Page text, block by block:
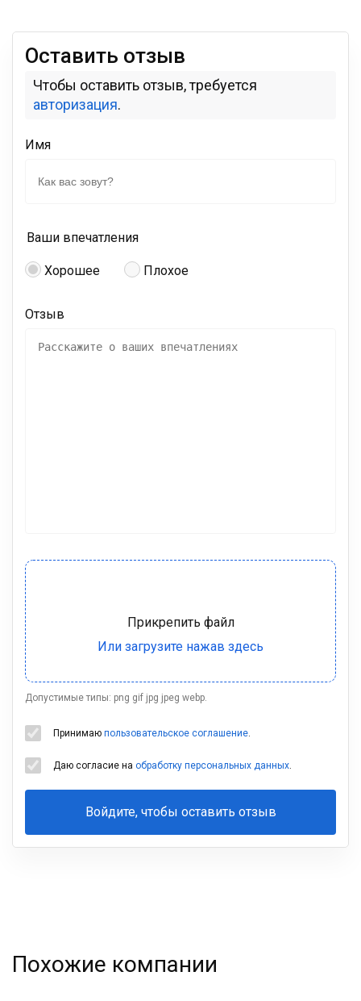
Оставить отзыв
Чтобы оставить отзыв, требуется
авторизация.
Имя
Ваши впечатления
Хорошее Плохое
Отзыв
Допустимые типы: png gif jpg jpeg webp.
Принимаю пользовательское соглашение.
Даю согласие на обработку персональных данных.
Войдите, чтобы оставить отзыв
Ваша
Похожие компании